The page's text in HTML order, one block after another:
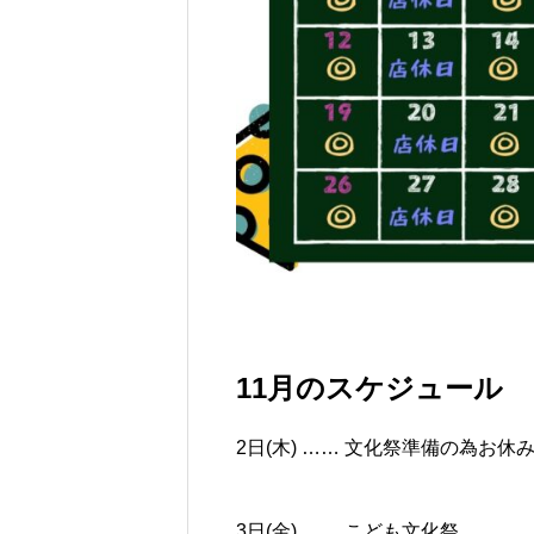
11月のスケジュール
2日(木) …… 文化祭準備の為お休み